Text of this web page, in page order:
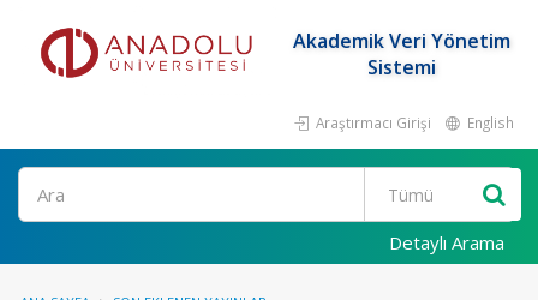
Akademik Veri Yönetim
Sistemi
Araştırmacı Girişi English
Ara
Detaylı Arama